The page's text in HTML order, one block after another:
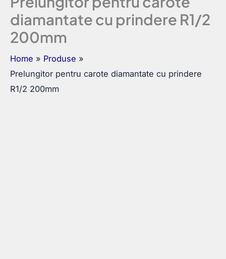
diamantate cu prindere R1/2
200mm
Home
Produse
Prelungitor pentru carote diamantate cu prindere
R1/2 200mm